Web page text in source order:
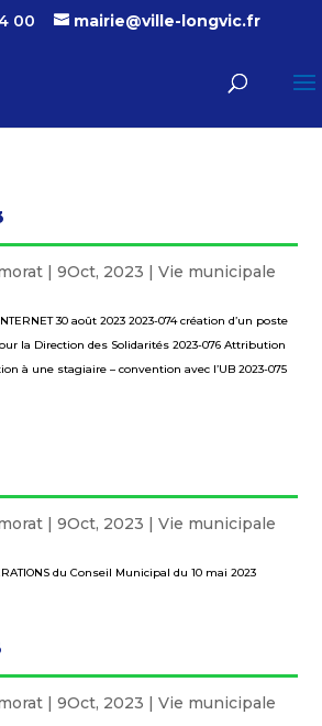
00 mairie@ville-longvic.fr
|9Oct, 2023 |Vie municipale
30 août 2023 2023-074 création d’un poste
la Direction des Solidarités 2023-076 Attribution
à une stagiaire – convention avec l’UB 2023-075
|9Oct, 2023 |Vie municipale
du Conseil Municipal du 10 mai 2023
|9Oct, 2023 |Vie municipale